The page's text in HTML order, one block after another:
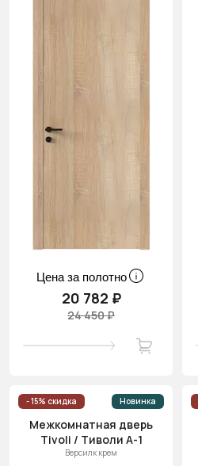
Цена за полотно
20 782 ₽
24 450 ₽
- 15% скидка Новинка
Межкомнатная дверь
Tivoli / Тиволи А-1
Версилк крем